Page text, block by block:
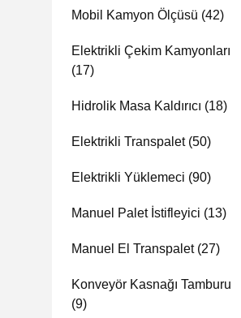
Mobil Kamyon Ölçüsü (42)
Elektrikli Çekim Kamyonları
(17)
Hidrolik Masa Kaldırıcı (18)
Elektrikli Transpalet(50)
Elektrikli Yüklemeci (90)
Manuel Palet İstifleyici (13)
Manuel El Transpalet(27)
Konveyör Kasnağı Tamburu
(9)